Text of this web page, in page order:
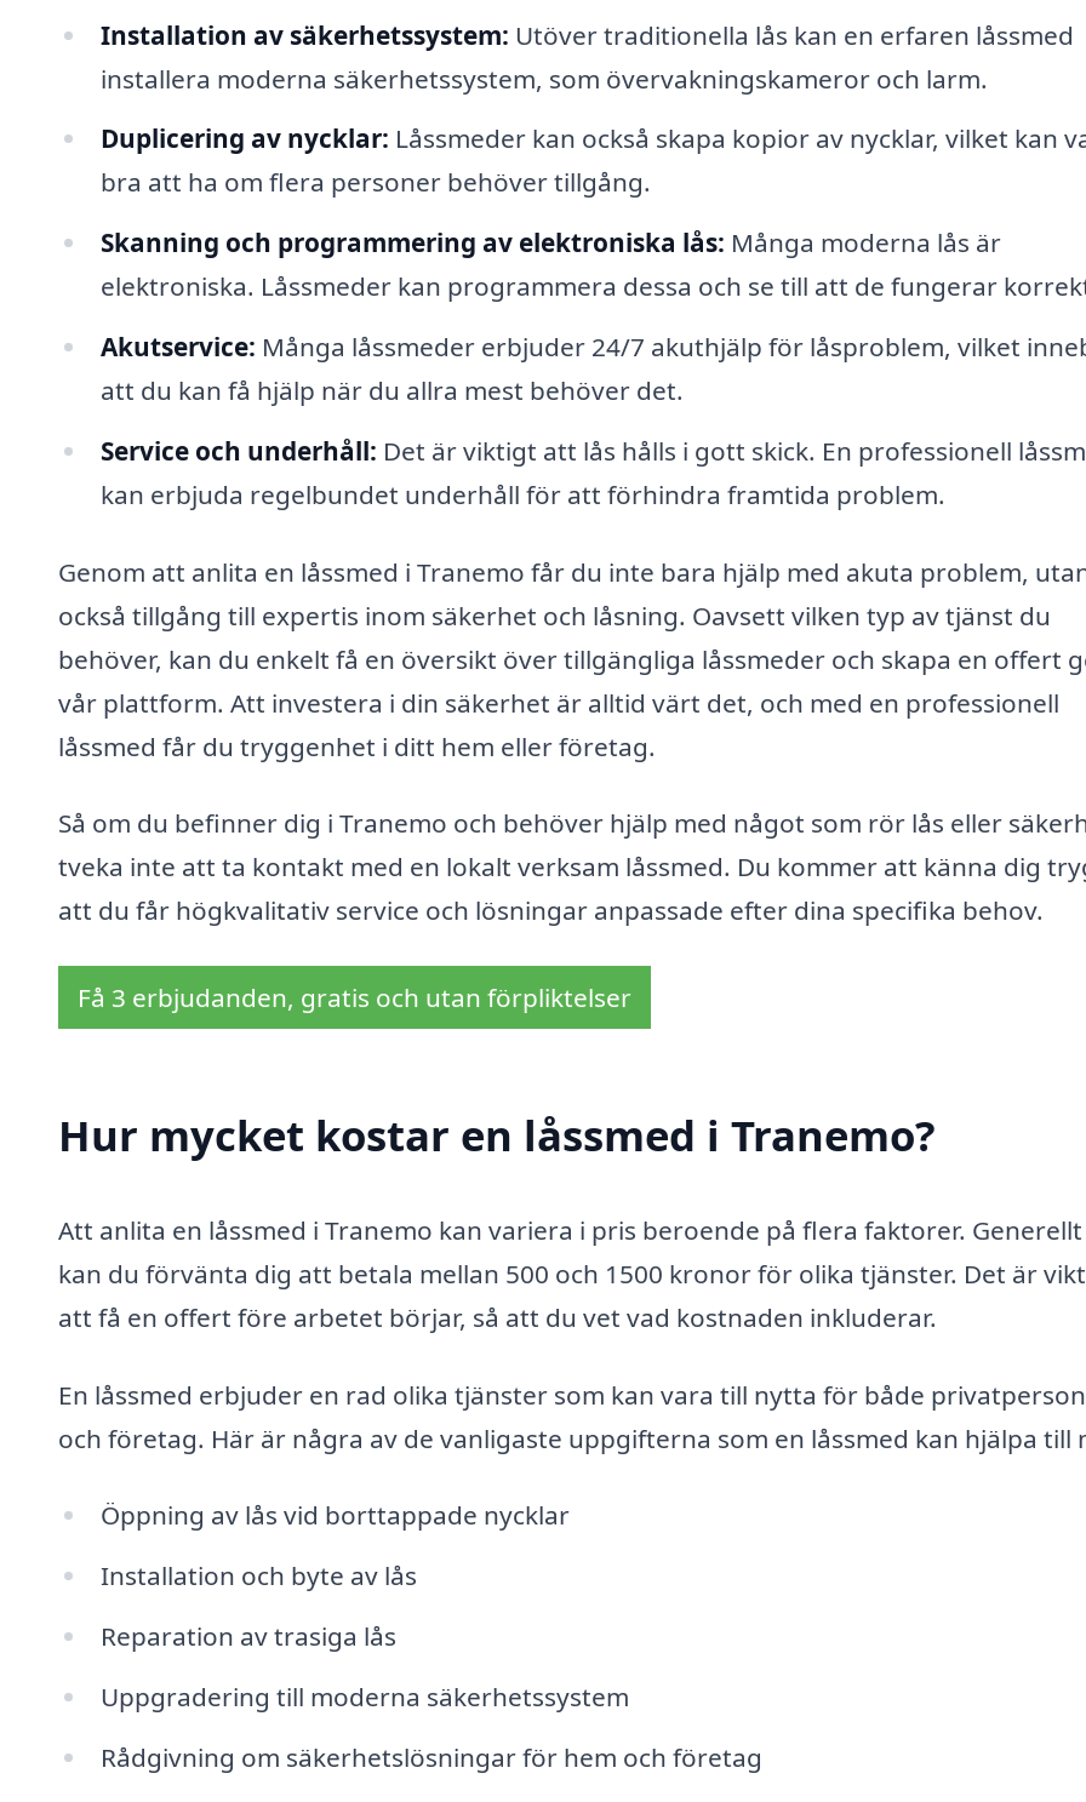
Installation av säkerhetssystem: Utöver traditionella lås kan en erfaren låssmed
installera moderna säkerhetssystem, som övervakningskameror och larm.
Duplicering av nycklar: Låssmeder kan också skapa kopior av nycklar, vilket kan
bra att ha om flera personer behöver tillgång.
Skanning och programmering av elektroniska lås: Många moderna lås är
elektroniska. Låssmeder kan programmera dessa och se till att de fungerar
Akutservice: Många låssmeder erbjuder 24/7 akuthjälp för låsproblem, vilket
att du kan få hjälp när du allra mest behöver det.
Service och underhåll: Det är viktigt att lås hålls i gott skick. En professionell
kan erbjuda regelbundet underhåll för att förhindra framtida problem.
Genom att anlita en låssmed i Tranemo får du inte bara hjälp med akuta problem,
också tillgång till expertis inom säkerhet och låsning. Oavsett vilken typ av tjänst du
behöver, kan du enkelt få en översikt över tillgängliga låssmeder och skapa en offert
vår plattform. Att investera i din säkerhet är alltid värt det, och med en professionell
låssmed får du tryggenhet i ditt hem eller företag.
Så om du befinner dig i Tranemo och behöver hjälp med något som rör lås eller
tveka inte att ta kontakt med en lokalt verksam låssmed. Du kommer att känna dig
att du får högkvalitativ service och lösningar anpassade efter dina specifika behov.
Få 3 erbjudanden, gratis och utan förpliktelser
Hur mycket kostar en låssmed i Tranemo?
Att anlita en låssmed i Tranemo kan variera i pris beroende på flera faktorer.
kan du förvänta dig att betala mellan 500 och 1500 kronor för olika tjänster. Det är
att få en offert före arbetet börjar, så att du vet vad kostnaden inkluderar.
En låssmed erbjuder en rad olika tjänster som kan vara till nytta för både
och företag. Här är några av de vanligaste uppgifterna som en låssmed kan hjälpa till
Öppning av lås vid borttappade nycklar
Installation och byte av lås
Reparation av trasiga lås
Uppgradering till moderna säkerhetssystem
Rådgivning om säkerhetslösningar för hem och företag